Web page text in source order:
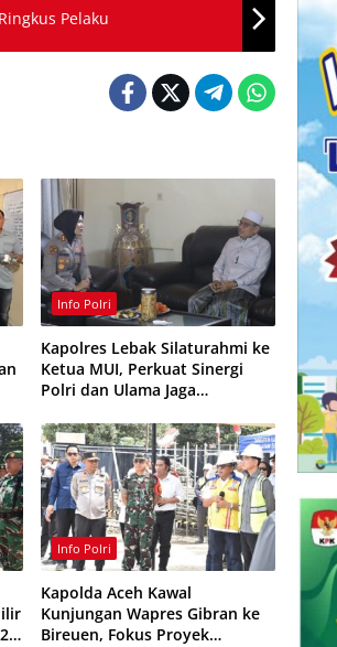
Pelaku
Info Polri
Kapolres Lebak Silaturahmi ke
Ketua MUI, Perkuat Sinergi
Polri dan Ulama Jaga
Info Polri
Kapolda Aceh Kawal
Kunjungan Wapres Gibran ke
Bireuen, Fokus Proyek